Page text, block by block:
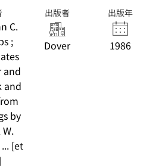
C.
;
and
and
by
[et
出版者
Dover
出版年
1986